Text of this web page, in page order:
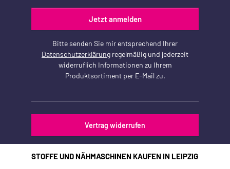
Jetzt anmelden
Bitte senden Sie mir entsprechend Ihrer
Datenschutzerklärung regelmäßig und jederzeit
widerruflich Informationen zu Ihrem
Produktsortiment per E-Mail zu.
Vertrag widerrufen
STOFFE UND NÄHMASCHINEN KAUFEN IN LEIPZIG